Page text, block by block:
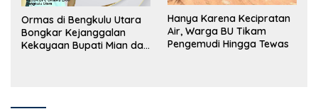
Ormas di Bengkulu Utara
Bongkar Kejanggalan
Kekayaan Bupati Mian dan
Hanya Karena Kecipratan
Air, Warga BU Tikam
Pengemudi Hingga Tewas